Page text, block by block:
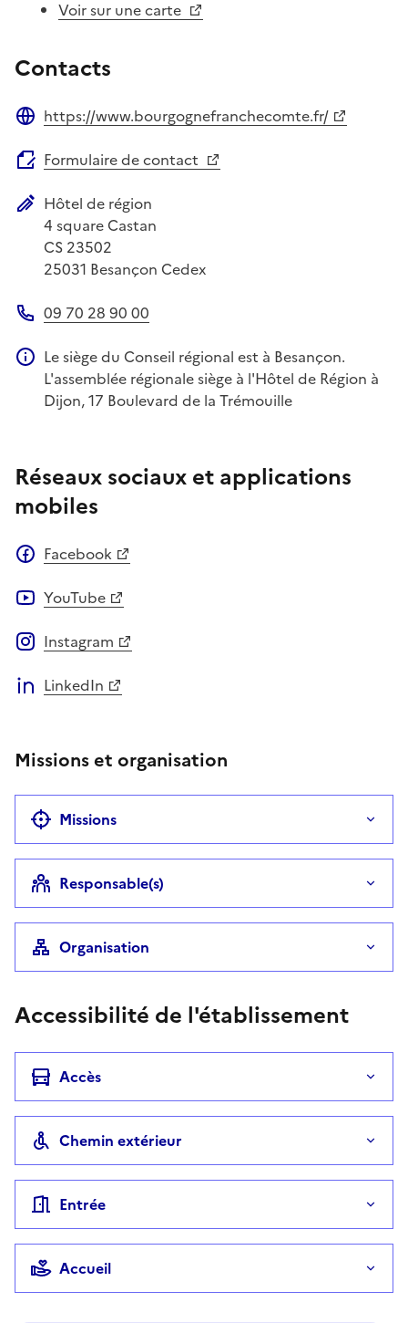
Voir sur une carte
Contacts
https://www.bourgognefranchecomte.fr/
Formulaire de contact
Adresse postale
Hôtel de région
4 square Castan
CS 23502
25031 Besançon Cedex
09 70 28 90 00
Information complémentaire
Le siège du Conseil régional est à Besançon.
L'assemblée régionale siège à l'Hôtel de Région à
Dijon, 17 Boulevard de la Trémouille
Réseaux sociaux et applications
mobiles
Facebook
YouTube
Instagram
LinkedIn
Missions et organisation
Missions
Responsable(s)
Organisation
Accessibilité de l'établissement
Accès
Chemin extérieur
Entrée
Accueil